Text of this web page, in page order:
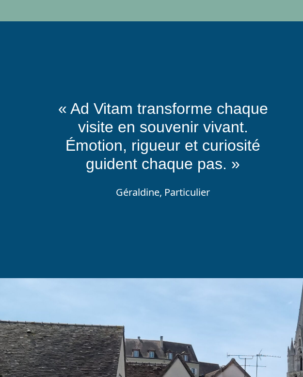
« Ad Vitam transforme chaque
visite en souvenir vivant.
Émotion, rigueur et curiosité
guident chaque pas. »
Géraldine, Particulier